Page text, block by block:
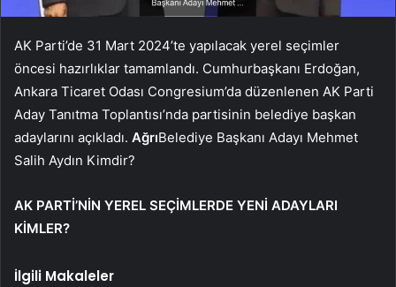
AK Parti’de 31 Mart 2024’te yapılacak yerel seçimler
öncesi hazırlıklar tamamlandı. Cumhurbaşkanı Erdoğan,
Ankara Ticaret Odası Congresium’da düzenlenen AK Parti
Aday Tanıtma Toplantısı’nda partisinin belediye başkan
adaylarını açıkladı. AğrıBelediye Başkanı Adayı Mehmet
Salih Aydın Kimdir?
AK PARTİ’NİN YEREL SEÇİMLERDE YENİ ADAYLARI
KİMLER?
İlgili Makaleler